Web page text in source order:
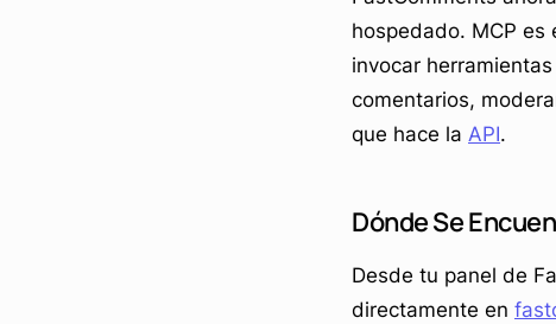
hospedado. MCP
invocar
comentarios,
que hace la API.
Dónde Se
Desde tu panel de
directamente en